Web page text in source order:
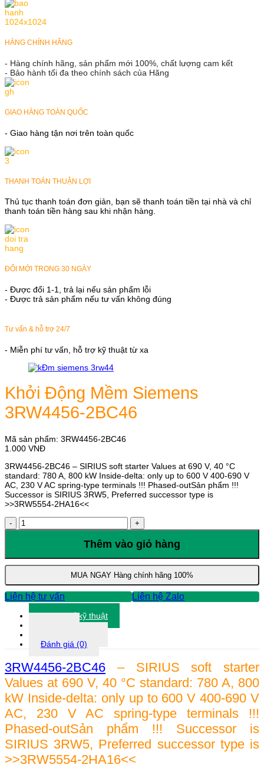
HÀNG CHÍNH HÃNG
- Hàng chính hãng, sản phẩm mới 100%, chất lượng cam kết
- Bảo hành tối đa theo chính sách của Hãng
GIAO HÀNG TOÀN QUỐC
- Giao hàng tận nơi trên toàn quốc
THANH TOÁN THUẬN LỢI
Thủ tục thanh toán đơn giản, bạn sẽ thanh toán tiền tại nhà và chỉ
thanh toán tiền hàng sau khi nhận hàng.
ĐỔI MỚI TRONG 30 NGÀY
- Được đổi 1-1, trả lại nếu sản phẩm lỗi
- Được trả sản phẩm nếu tư vấn không đúng
Tư vấn & hỗ trợ 24/7
- Miễn phí tư vấn, hỗ trợ kỹ thuật từ xa
Khởi Động Mềm Siemens
3RW4456-2BC46
Mã sản phẩm: 3RW4456-2BC46
1.000 VNĐ
3RW4456-2BC46 – SIRIUS soft starter Values at 690 V, 40 °C
standard: 780 A, 800 kW Inside-delta: only up to 600 V 400-690 V
AC, 230 V AC spring-type terminals !!! Phased-outSản phẩm !!!
Successor is SIRIUS 3RW5, Preferred successor type is
>>3RW5554-2HA16<<
Khởi
Động
3RW4456-
2BC46
lượng
Thêm vào giỏ hàng
MUA NGAY Hàng chính hãng 100%
Liên hệ tư vấn Liên hệ Zalo
Thông số kỹ thuật
Đánh giá (0)
3RW4456-2BC46 – SIRIUS soft starter
Values at 690 V, 40 °C standard: 780 A, 800
kW Inside-delta: only up to 600 V 400-690 V
AC, 230 V AC spring-type terminals !!!
Phased-outSản phẩm !!! Successor is
SIRIUS 3RW5, Preferred successor type is
>>3RW5554-2HA16<<